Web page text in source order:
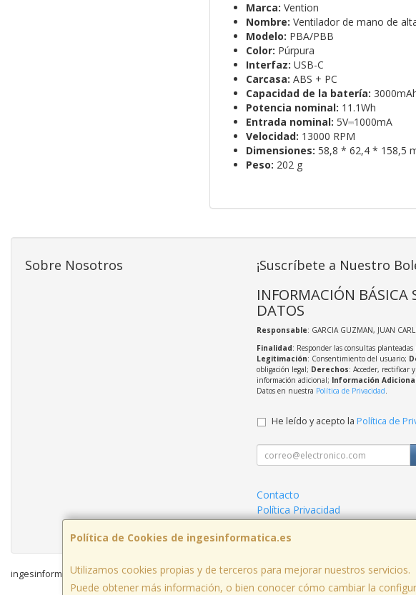
Marca: Vention
Nombre: Ventilador de mano de
Modelo: PBA/PBB
Color: Púrpura
Interfaz: USB-C
Carcasa: ABS + PC
Capacidad de la batería:
Potencia nominal: 11.1Wh
Entrada nominal: 5V⎓1000mA
Velocidad: 13000 RPM
Dimensiones: 58,8 * 62,4 * 158,5
Peso: 202 g
Política de Cookies de ingesinformatica.es
Utilizamos cookies propias y de terceros para mejorar nuestros servicios.
Puede obtener más información, o bien conocer cómo cambiar la
Sobre Nosotros ¡Suscríbete a Nuestro
INFORMACIÓN BÁSICA
DATOS
Responsable: GARCIA GUZMAN, JUAN
Finalidad: Responder las consultas
Legitimación: Consentimiento del usuario;
obligación legal; Derechos: Acceder, rectificar
información adicional; Información
Datos en nuestra Política de Privacidad.
He leído y acepto la Política de
Contacto
Política Privacidad
ingesinformatica.es © 2026
, ,